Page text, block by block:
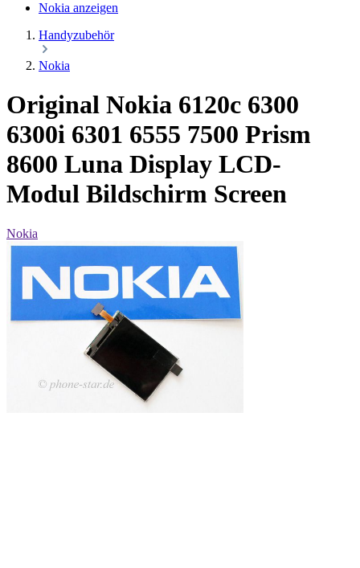
Nokia anzeigen
Handyzubehör
Nokia
Original Nokia 6120c 6300
6300i 6301 6555 7500 Prism
8600 Luna Display LCD-
Modul Bildschirm Screen
Nokia